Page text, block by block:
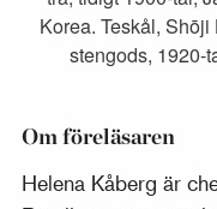
Korea. Teskål,
stengods, 1920-
Om föreläsaren
Helena Kåberg är